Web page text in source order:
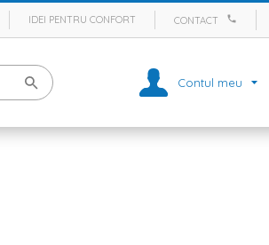
IDEI PENTRU CONFORT CONTACT
Contul meu